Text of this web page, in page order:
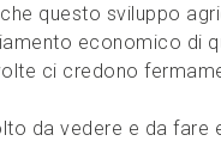
questo sviluppo
economico di
ci credono
da vedere e da fare